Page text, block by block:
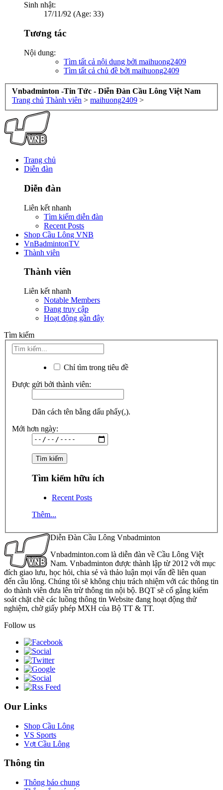
Sinh nhật:
17/11/92 (Age: 33)
Tương tác
Nội dung:
Tìm tất cả nội dung bởi maihuong2409
Tìm tất cả chủ đề bởi maihuong2409
Vnbadminton -Tin Tức - Diễn Đàn Cầu Lông Việt Nam
Trang chủ Thành viên > maihuong2409 >
Trang chủ
Diễn đàn
Diễn đàn
Liên kết nhanh
Tìm kiếm diễn đàn
Recent Posts
Shop Cầu Lông VNB
VnBadmintonTV
Thành viên
Thành viên
Liên kết nhanh
Notable Members
Đang truy cập
Hoạt động gần đây
Tìm kiếm
Chỉ tìm trong tiêu đề
Được gửi bởi thành viên:
Dãn cách tên bằng dấu phẩy(,).
Mới hơn ngày:
Tìm kiếm hữu ích
Recent Posts
Thêm...
Diễn Đàn Cầu Lông Vnbadminton
Vnbadminton.com là diễn đàn về Cầu Lông Việt
Nam. Vnbadminton được thành lập từ 2012 với mục
đích giao lưu, học hỏi, chia sẻ và thảo luận mọi vấn đề liên quan
đến cầu lông. Chúng tôi sẽ không chịu trách nhiệm với các thông tin
do thành viên đưa lên trừ thông tin nội bộ. BQT sẽ cố gắng kiểm
soát chặt chẽ các luồng thông tin Website đang hoạt động thử
nghiệm, chờ giấy phép MXH của Bộ TT & TT.
Follow us
Our Links
Shop Cầu Lông
VS Sports
Vợt Cầu Lông
Thông tin
Thông báo chung